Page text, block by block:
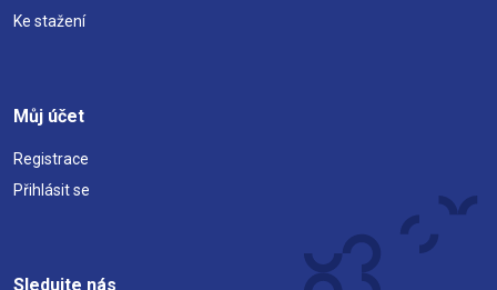
Ke stažení
Můj účet
Registrace
Přihlásit se
Sledujte nás